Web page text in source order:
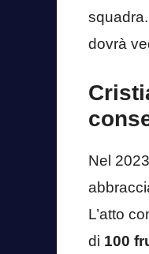
dovrà
Nel
L’atto
di 100